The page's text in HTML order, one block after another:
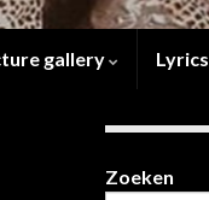
gallery Lyrics
Zoeken